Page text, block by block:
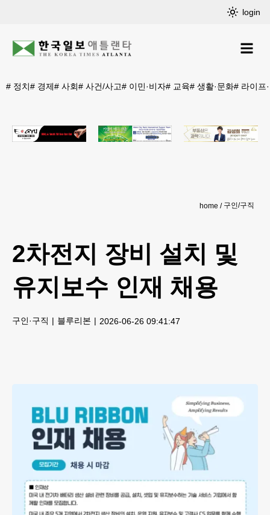
login
# 정치# 경제# 사회# 사건/사고# 이민·비자# 교육# 생활·문화# 라이프
home 구인/구직
2차전지 장비 설치 및
유지보수 인재 채용
구인·구직 블루리본 2026-06-26 09:41:47